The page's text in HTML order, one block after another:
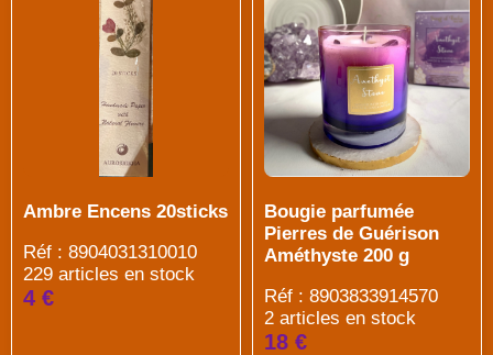
Ambre Encens 20sticks
Réf : 8904031310010
229 articles en stock
4 €
Bougie parfumée
Pierres de Guérison
Améthyste 200 g
Réf : 8903833914570
2 articles en stock
18 €